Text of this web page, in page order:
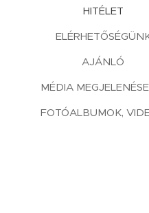
HITÉLET
AJÁNLÓ
MÉDIA
FOTÓALBUMOK,